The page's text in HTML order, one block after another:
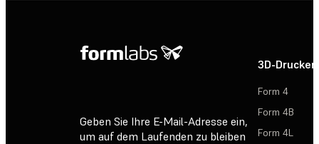
Geben Sie Ihre E-Mail-Adresse ein,
um auf dem Laufenden zu bleiben
3D-Drucker
Form 4
Form 4B
Form 4L